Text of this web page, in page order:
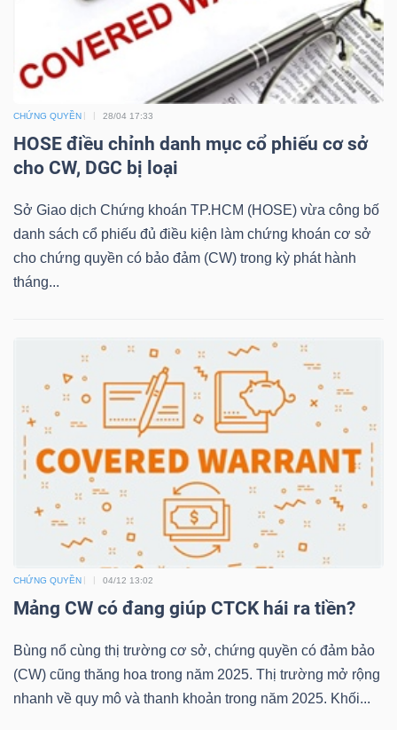
CHỨNG QUYỀN 28/04 17:33
HOSE điều chỉnh danh mục cổ phiếu cơ sở
cho CW, DGC bị loại
Sở Giao dịch Chứng khoán TP.HCM (HOSE) vừa công bố
danh sách cổ phiếu đủ điều kiện làm chứng khoán cơ sở
cho chứng quyền có bảo đảm (CW) trong kỳ phát hành
tháng...
CHỨNG QUYỀN 04/12 13:02
Mảng CW có đang giúp CTCK hái ra tiền?
Bùng nổ cùng thị trường cơ sở, chứng quyền có đảm bảo
(CW) cũng thăng hoa trong năm 2025. Thị trường mở rộng
nhanh về quy mô và thanh khoản trong năm 2025. Khối...
MÔ
NGÀNH
DOANH
NGHIỆP
PHÁI
SINH
PHIẾU
CÔNG
CỤ